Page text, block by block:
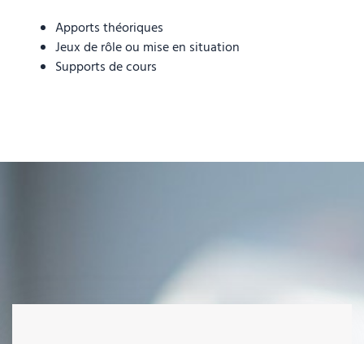
Apports théoriques
Jeux de rôle ou mise en situation
Supports de cours